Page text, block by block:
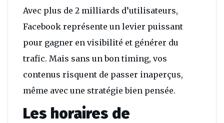
Avec plus de 2 milliards d’utilisateurs,
Facebook représente un levier puissant
pour gagner en visibilité et générer du
trafic. Mais sans un bon timing, vos
contenus risquent de passer inaperçus,
même avec une stratégie bien pensée.
Les horaires de